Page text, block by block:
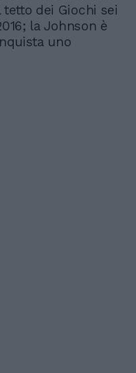
tetto dei Giochi sei
la Johnson è
uno